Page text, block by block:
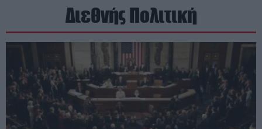
Διεθνής Πολιτική